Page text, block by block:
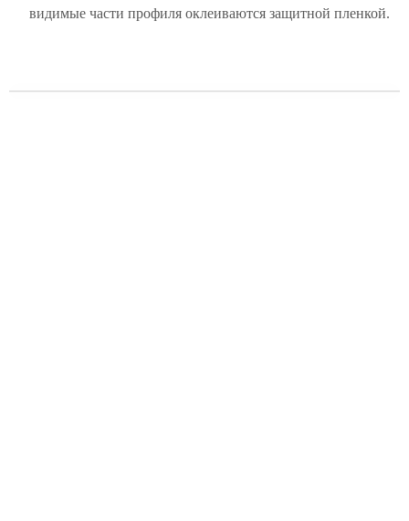
видимые части профиля оклеиваются защитной пленкой.